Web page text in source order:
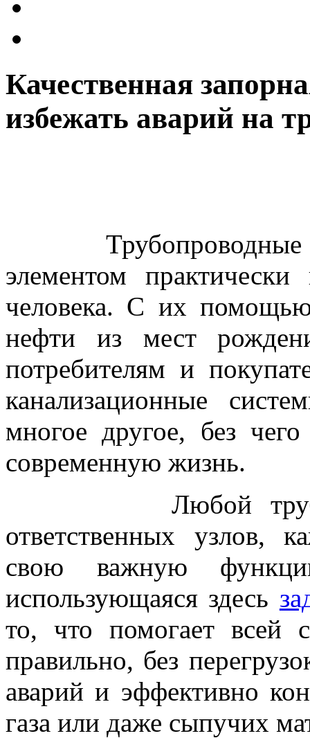
Качественная
избежать аварий на
Трубопроводные
элементом
человека. С их помощью
нефти из мест
потребителям и
канализационные
многое другое, без
современную жизнь.
Любой
ответственных узлов,
свою важную
использующаяся здесь
то, что помогает всей
правильно, без
аварий и эффективно
газа или даже сыпучих